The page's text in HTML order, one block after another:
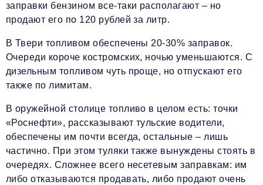
заправки бензином все-таки располагают – но
продают его по 120 рублей за литр.
В Твери топливом обеспечены 20-30% заправок.
Очереди короче костромских, ночью уменьшаются. С
дизельным топливом чуть проще, но отпускают его
также по лимитам.
В оружейной столице топливо в целом есть: точки
«Роснефти», рассказывают тульские водители,
обеспечены им почти всегда, остальные – лишь
частично. При этомтуляки также вынуждены стоять в
очередях. Сложнее всего несетевым заправкам: им
либо отказываются продавать, либо продают очень